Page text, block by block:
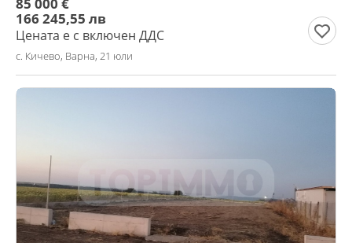
85 000 €
166 245,55 лв
Цената е с включен ДДС
с. Кичево, Варна, 21 юли